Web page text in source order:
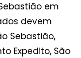
em
devem
Sebastião,
Expedito, São